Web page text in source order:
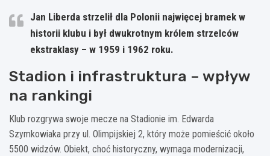
Jan Liberda strzelił dla Polonii najwięcej bramek w
historii klubu i był dwukrotnym królem strzelców
ekstraklasy – w 1959 i 1962 roku.
Stadion i infrastruktura – wpływ
na rankingi
Klub rozgrywa swoje mecze na Stadionie im. Edwarda
Szymkowiaka przy ul. Olimpijskiej 2, który może pomieścić około
5500 widzów. Obiekt, choć historyczny, wymaga modernizacji,